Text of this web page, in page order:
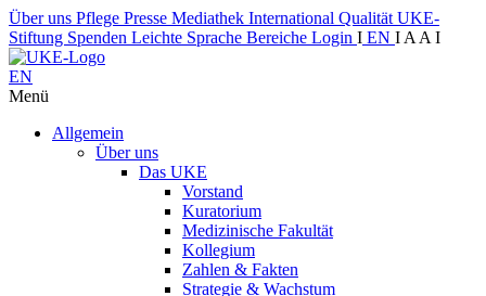
Über uns Pflege Presse Mediathek International Qualität UKE-
Stiftung Spenden Leichte Sprache Bereiche Login I EN I A A I
EN
Menü
Allgemein
Über uns
Das UKE
Vorstand
Kuratorium
Medizinische Fakultät
Kollegium
Zahlen & Fakten
Strategie & Wachstum